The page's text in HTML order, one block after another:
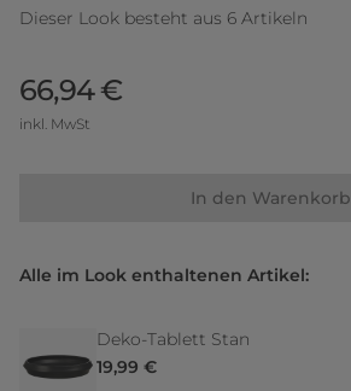
Dieser Look besteht aus 6 Artikeln
66,94 €
inkl. MwSt
In den Warenkorb
Alle im Look enthaltenen Artikel:
Deko-Tablett Stan
19,99 €